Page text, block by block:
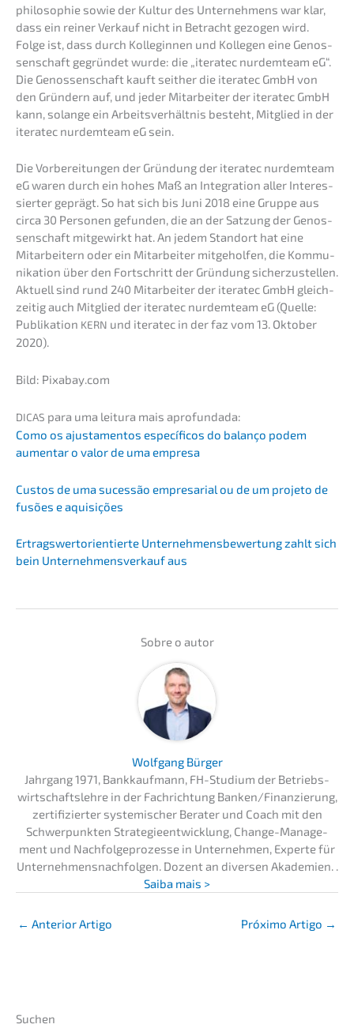
phi­lo­so­phie sowie der Kultur des Unter­neh­mens war klar,
dass ein reiner Verkauf nicht in Betracht gezogen wird.
Folge ist, dass durch Kolle­gin­nen und Kolle­gen eine Genos­
sen­schaft gegrün­det wurde: die „itera­tec nurdem­team eG“.
Die Genos­sen­schaft kauft seither die itera­tec GmbH von
den Gründern auf, und jeder Mitar­bei­ter der itera­tec GmbH
kann, solan­ge ein Arbeits­ver­hält­nis besteht, Mitglied in der
itera­tec nurdem­team eG sein.
Die Vorbe­rei­tun­gen der Gründung der itera­tec nurdem­team
eG waren durch ein hohes Maß an Integra­ti­on aller Inter­es­
sier­ter geprägt. So hat sich bis Juni 2018 eine Gruppe aus
circa 30 Perso­nen gefun­den, die an der Satzung der Genos­
sen­schaft mitge­wirkt hat. An jedem Stand­ort hat eine
Mitar­bei­tern oder ein Mitar­bei­ter mitge­hol­fen, die Kommu­
ni­ka­ti­on über den Fortschritt der Gründung sicher­zu­stel­len.
Aktuell sind rund 240 Mitar­bei­ter der itera­tec GmbH gleich­
zei­tig auch Mitglied der itera­tec nurdem­team eG (Quelle:
Publi­ka­ti­on KERN und itera­tec in der faz vom 13. Oktober
2020).
Bild: Pixabay.com
DICAS para uma leitu­ra mais aprofundada:
Como os ajusta­ment­os especí­fi­cos do balan­ço podem
aumen­tar o valor de uma empresa
Custos de uma suces­são empre­sa­ri­al ou de um proje­to de
fusões e aquisições
Ertrags­wert­ori­en­tier­te Unter­neh­mens­be­wer­tung zahlt sich
bein Unter­nehmens­verkauf aus
Sobre o autor
Wolfgang Bürger
Jahrgang 1971, Bankkauf­mann, FH-Studi­um der Betriebs­
wirt­schafts­leh­re in der Fachrich­tung Banken/Finanzierung,
zerti­fi­zier­ter syste­mi­scher Berater und Coach mit den
Schwer­punk­ten Strate­gie­ent­wick­lung, Change-Manage­
ment und Nachfol­ge­pro­zes­se in Unter­neh­men, Exper­te für
Unter­neh­mens­nach­fol­gen. Dozent an diver­sen Akade­mien. .
Saiba mais >
← Anterior Artigo Próxi­mo Artigo →
Suchen